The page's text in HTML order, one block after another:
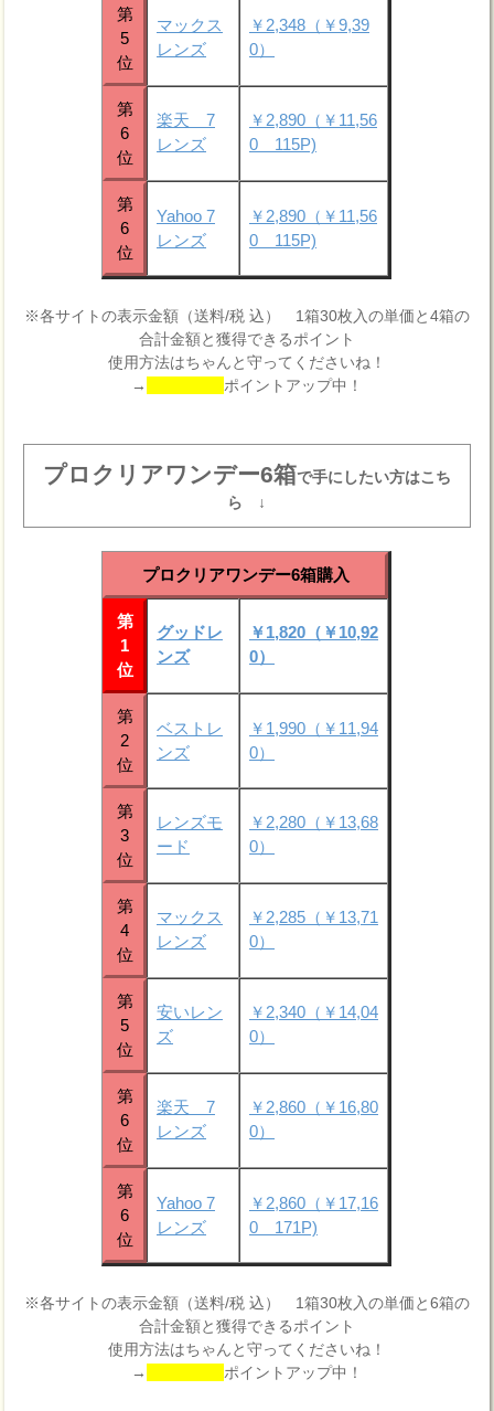
第
5
位
マックス
レンズ
￥2,348（￥9,39
0）
第
6
位
楽天 7
レンズ
￥2,890（￥11,56
0 115P)
第
6
位
Yahoo 7
レンズ
￥2,890（￥11,56
0 115P)
※各サイトの表示金額（送料/税 込） 1箱30枚入の単価と4箱の
合計金額と獲得できるポイント
使用方法はちゃんと守ってくださいね！
→
ポイントアップ中！
プロクリアワンデー6箱で手にしたい方はこち
ら ↓
プロクリアワンデー6箱購入
第
1
位
グッドレ
ンズ
￥1,820（￥10,92
0）
第
2
位
ベストレ
ンズ
￥1,990（￥11,94
0）
第
3
位
レンズモ
ード
￥2,280（￥13,68
0）
第
4
位
マックス
レンズ
￥2,285（￥13,71
0）
第
5
位
安いレン
ズ
￥2,340（￥14,04
0）
第
6
位
楽天 7
レンズ
￥2,860（￥16,80
0）
第
6
位
Yahoo 7
レンズ
￥2,860（￥17,16
0 171P)
※各サイトの表示金額（送料/税 込） 1箱30枚入の単価と6箱の
合計金額と獲得できるポイント
使用方法はちゃんと守ってくださいね！
→
ポイントアップ中！